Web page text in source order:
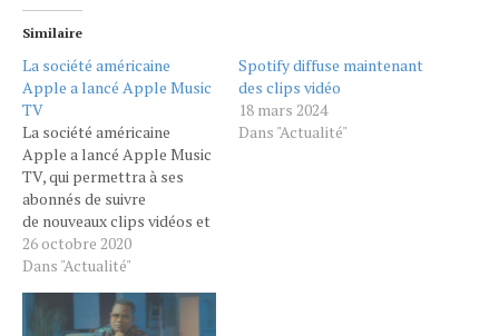
Similaire
La société américaine
Apple a lancé Apple Music
TV
La société américaine
Apple a lancé Apple Music
TV, qui permettra à ses
abonnés de suivre
de nouveaux clips vidéos et
des émissions musicales
inédites en ligne. Le
paysage de la
télévision musicale aux
26 octobre 2020
Dans "Actualité"
Spotify diffuse maintenant
des clips vidéo
18 mars 2024
Dans "Actualité"